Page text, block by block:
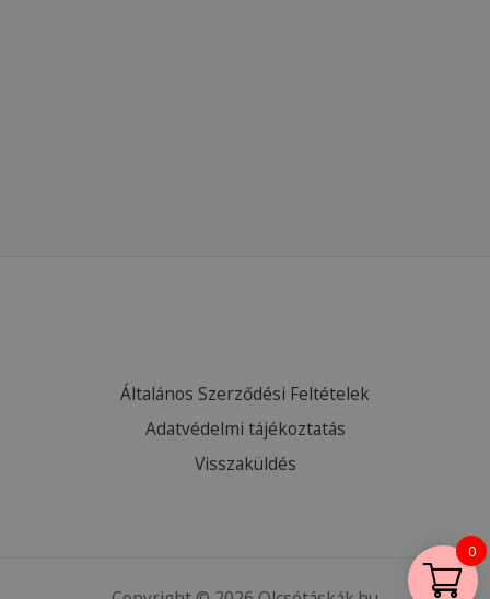
Általános Szerződési Feltételek
Adatvédelmi tájékoztatás
Visszaküldés
0